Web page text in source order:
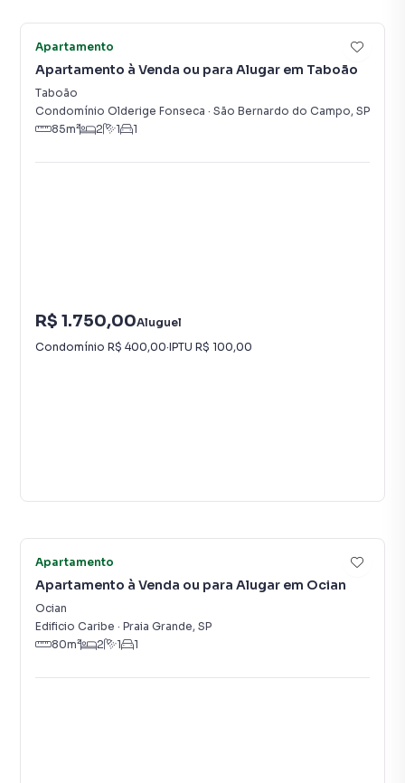
Apartamento
Apartamento à Venda ou para Alugar em Taboão
Taboão
Condomínio Olderige Fonseca · São Bernardo do Campo, SP
85m² 2 1 1
R$ 1.750,00Aluguel
Condomínio R$ 400,00·IPTU R$ 100,00
Apartamento
Apartamento à Venda ou para Alugar em Ocian
Ocian
Edificio Caribe · Praia Grande, SP
80m² 2 1 1